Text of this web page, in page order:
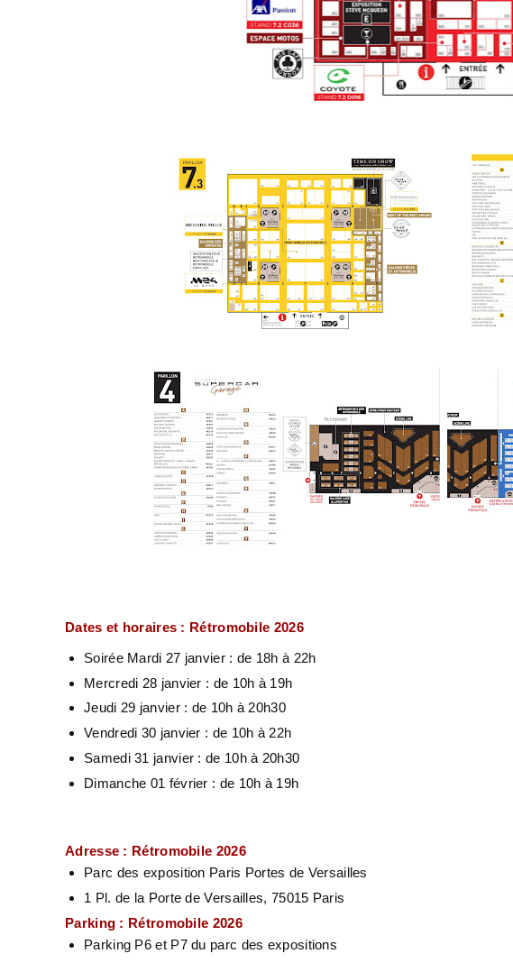
Dates et horaires : Rétromobile 2026
Soirée Mardi 27 janvier : de 18h à 22h
Mercredi 28 janvier : de 10h à 19h
Jeudi 29 janvier : de 10h à 20h30
Vendredi 30 janvier : de 10h à 22h
Samedi 31 janvier : de 10h à 20h30
Dimanche 01 février : de 10h à 19h
Adresse : Rétromobile 2026
Parc des exposition Paris Portes de Versailles
1 Pl. de la Porte de Versailles, 75015 Paris
Parking : Rétromobile 2026
Parking P6 et P7 du parc des expositions